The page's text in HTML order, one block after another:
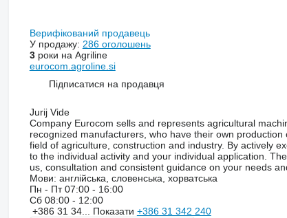
Верифікований продавець
У продажу: 286 оголошень
3роки на Agriline
eurocom.agroline.si
Підписатися на продавця
Jurij Vide
Company Eurocom sells and represents agricultural
recognized manufacturers, who have their own
field of agriculture, construction and industry. By actively
to the individual activity and your individual application.
us, consultation and consistent guidance on your needs
Мови: англійська, словенська, хорватська
Пн - Пт07:00 - 16:00
Сб 08:00 - 12:00
+386 31 34... Показати +386 31 342 240